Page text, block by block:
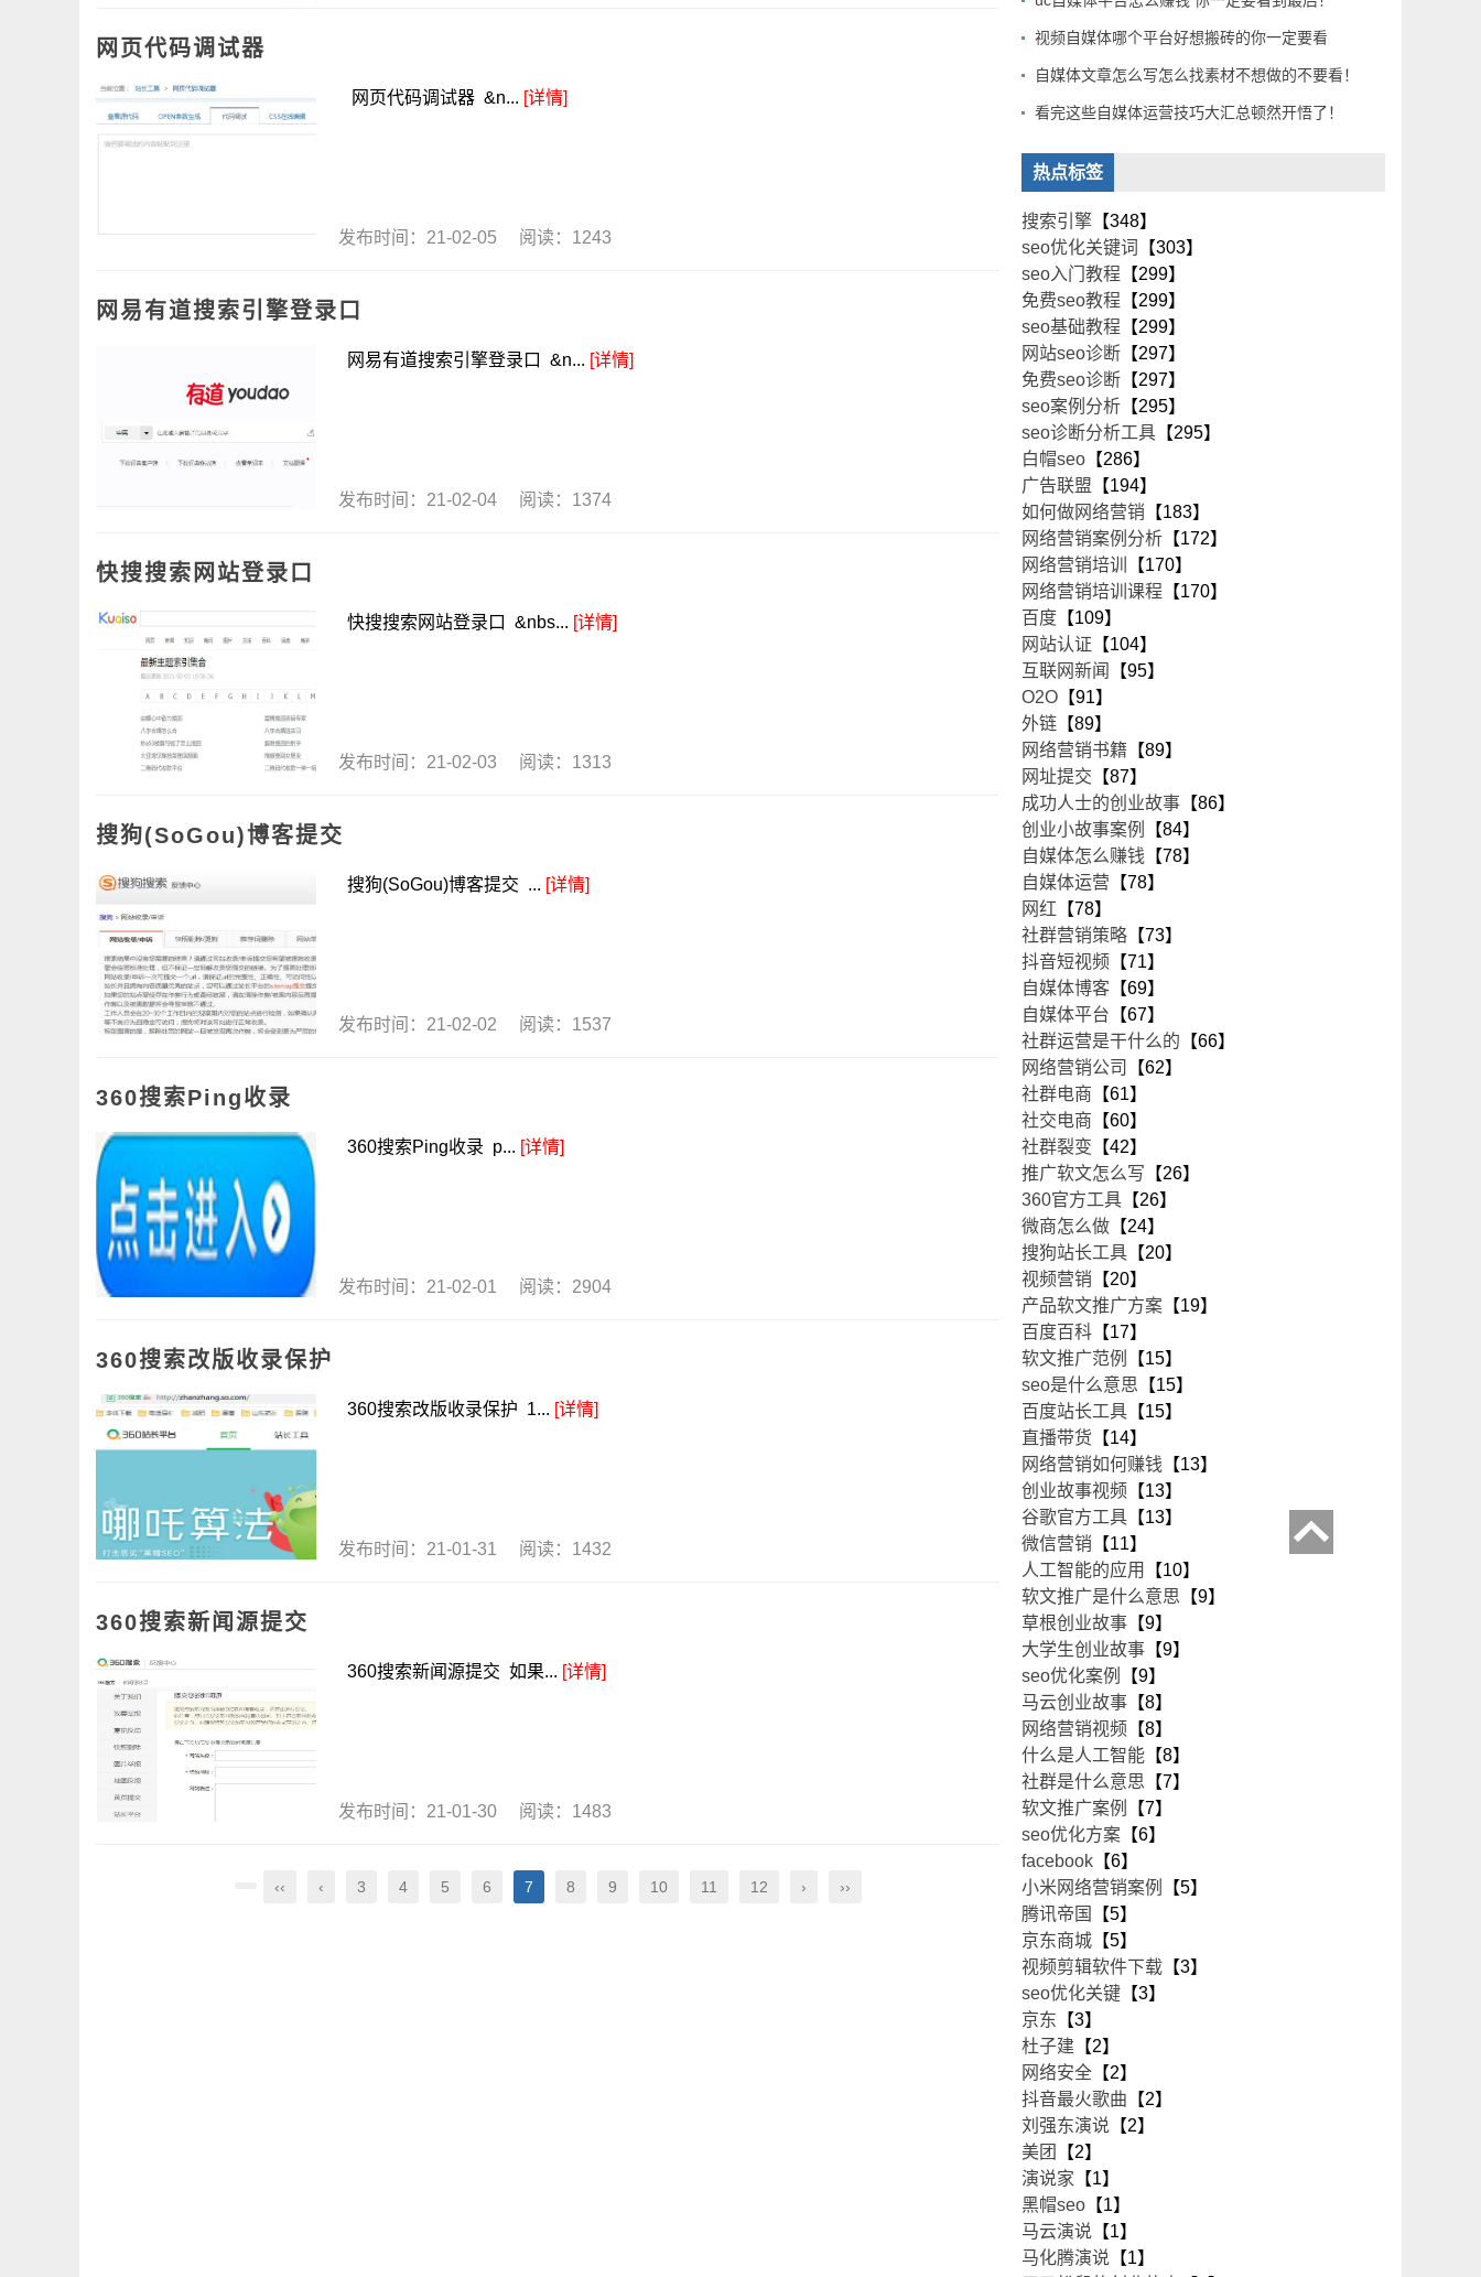
网页代码调试器
网页代码调试器 &n... [详情]
发布时间：21-02-05 阅读：1243
网易有道搜索引擎登录口
网易有道搜索引擎登录口 &n... [详情]
发布时间：21-02-04 阅读：1374
快搜搜索网站登录口
快搜搜索网站登录口 &nbs... [详情]
发布时间：21-02-03 阅读：1313
搜狗(SoGou)博客提交
搜狗(SoGou)博客提交 ... [详情]
发布时间：21-02-02 阅读：1537
360搜索Ping收录
360搜索Ping收录 p... [详情]
发布时间：21-02-01 阅读：2904
360搜索改版收录保护
360搜索改版收录保护 1... [详情]
发布时间：21-01-31 阅读：1432
360搜索新闻源提交
360搜索新闻源提交 如果... [详情]
发布时间：21-01-30 阅读：1483
‹‹ ‹ 3 4 5 6 7 8 9 10 11 12 › ››
视频自媒体哪个平台好想搬砖的你一定要看
自媒体文章怎么写怎么找素材不想做的不要看！
看完这些自媒体运营技巧大汇总顿然开悟了！
热点标签
搜索引擎 【348】
seo优化关键词
【303】
seo入门教程 【299】
免费seo教程 【299】
seo基础教程 【299】
网站seo诊断 【297】
免费seo诊断 【297】
seo案例分析 【295】
seo诊断分析工具 【295】
白帽seo 【286】
广告联盟 【194】
如何做网络营销 【183】
网络营销案例分析 【172】
网络营销培训
【170】
网络营销培训课程 【170】
百度 【109】
网站认证 【104】
互联网新闻
【95】
O2O 【91】
外链 【89】
网络营销书籍 【89】
网址提交 【87】
成功人士的创业故事 【86】
创业小故事案例
【84】
自媒体怎么赚钱 【78】
自媒体运营 【78】
网红 【78】
社群营销策略 【73】
抖音短视频 【71】
自媒体博客 【69】
自媒体平台 【67】
社群运营是干什么的 【66】
网络营销公司
【62】
社群电商 【61】
社交电商 【60】
社群裂变 【42】
推广软文怎么写 【26】
360官方工具 【26】
微商怎么做 【24】
搜狗站长工具 【20】
视频营销 【20】
产品软文推广方案 【19】
百度百科 【17】
软文推广范例
【15】
seo是什么意思 【15】
百度站长工具 【15】
直播带货 【14】
网络营销如何赚钱 【13】
创业故事视频 【13】
谷歌官方工具 【13】
微信营销 【11】
人工智能的应用
【10】
软文推广是什么意思 【9】
草根创业故事 【9】
大学生创业故事 【9】
seo优化案例
【9】
马云创业故事 【8】
网络营销视频 【8】
什么是人工智能 【8】
社群是什么意思 【7】
软文推广案例
【7】
seo优化方案 【6】
facebook 【6】
小米网络营销案例
【5】
腾讯帝国
【5】
京东商城 【5】
视频剪辑软件下载 【3】
seo优化关键 【3】
京东 【3】
杜子建 【2】
网络安全 【2】
抖音最火歌曲 【2】
刘强东演说 【2】
美团
【2】
演说家 【1】
黑帽seo 【1】
马云演说 【1】
马化腾演说 【1】